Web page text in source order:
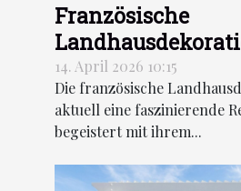
Französische
neue Gesicht des
Rustikalen Stils
14. April 2026 10:15
Die französische
aktuell eine faszinierende
begeistert mit ihrem...